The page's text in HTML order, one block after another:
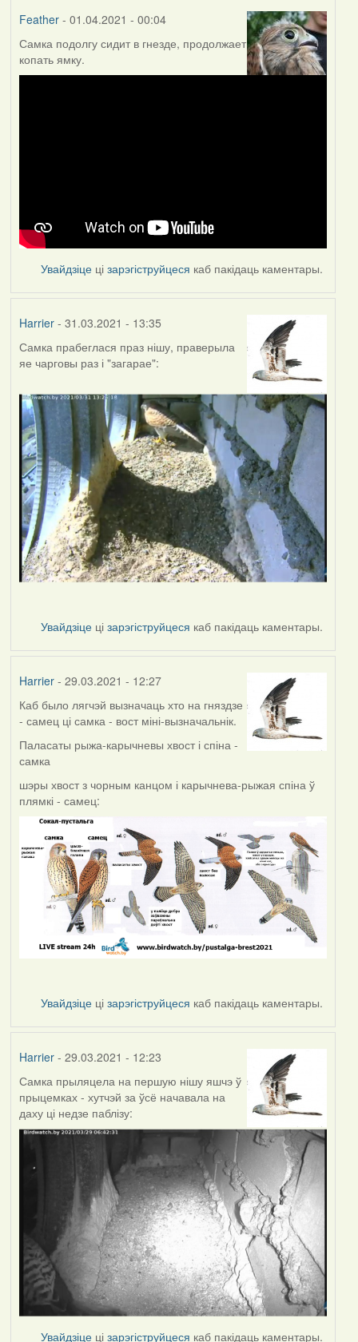
Feather- 01.04.2021 - 00:04
Самка подолгу сидит в гнезде, продолжает
копать ямку.
Увайдзіце цізарэгіструйцеся каб пакідаць каментары.
Harrier- 31.03.2021 - 13:35
Самка прабеглася праз нішу, праверыла
яе чарговы раз і "загарае":
Увайдзіце цізарэгіструйцеся каб пакідаць каментары.
Harrier- 29.03.2021 - 12:27
Каб было лягчэй вызначаць хто на гняздзе
- самец ці самка - вост міні-вызначальнік.
Паласаты рыжа-карычневы хвост і спіна -
самка
шэры хвост з чорным канцом і карычнева-рыжая спіна ў
плямкі - самец:
Увайдзіце цізарэгіструйцеся каб пакідаць каментары.
Harrier- 29.03.2021 - 12:23
Самка прыляцела на першую нішу яшчэ ў
прыцемках - хутчэй за ўсё начавала на
даху ці недзе паблізу:
Увайдзіце цізарэгіструйцеся каб пакідаць каментары.